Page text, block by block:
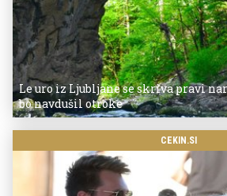
Le uro iz Ljubljane se skriva pravi
bo navdušil otroke
CEKIN.SI